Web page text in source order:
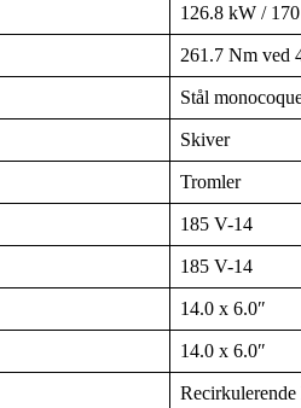
126.8 kW /
261.7 Nm ved
Stål
Skiver
Tromler
185 V-14
185 V-14
14.0 x 6.0″
14.0 x 6.0″